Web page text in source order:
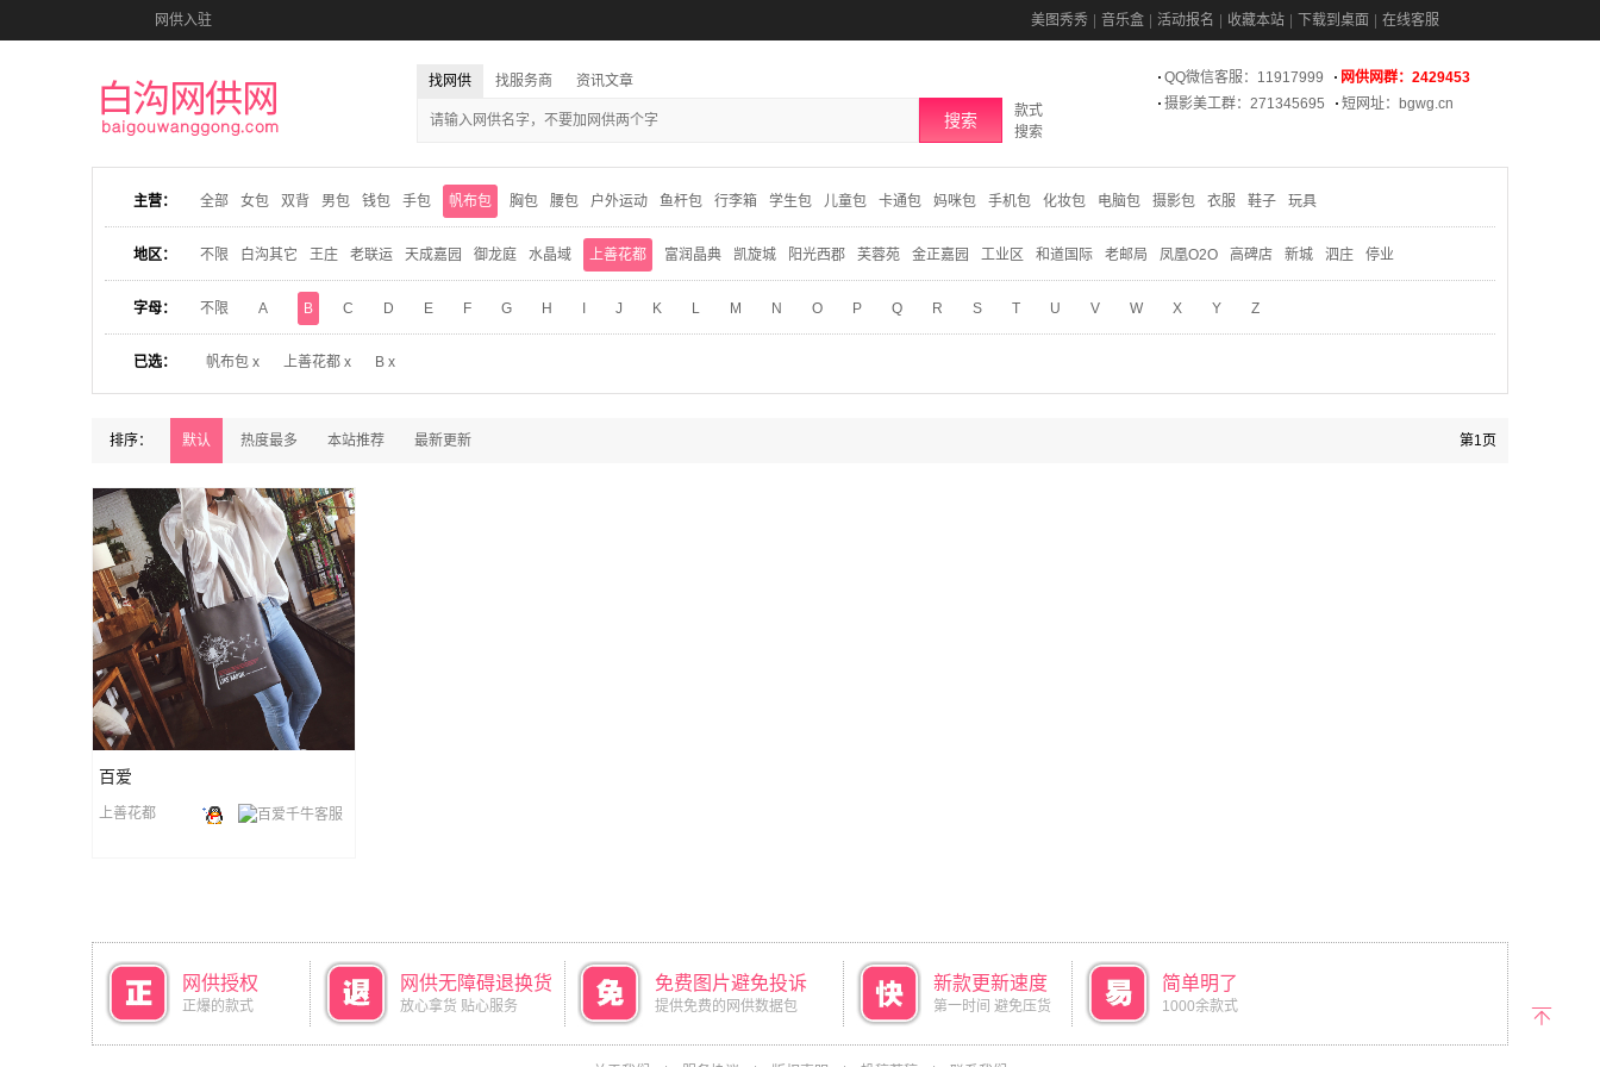
网供入驻 美图秀秀 音乐盒 活动报名 收藏本站 下载到桌面 在线客服
找网供 找服务商 资讯文章
搜索
款式
搜索
QQ微信客服：11917999
网供网群：2429453
摄影美工群：271345695
短网址：bgwg.cn
主营： 全部 女包 双背 男包 钱包 手包 帆布包 胸包 腰包 户外运动 鱼杆包 行李箱 学生包 儿童包 卡通包 妈咪包 手机包 化妆包 电脑包 摄影包 衣服 鞋子 玩具
地区： 不限 白沟其它 王庄 老联运 天成嘉园 御龙庭 水晶域 上善花都 富润晶典 凯旋城 阳光西郡 芙蓉苑 金正嘉园 工业区 和道国际 老邮局 凤凰O2O 高碑店 新城 泗庄 停业
字母： 不限 A B C D E F G H J K L M N O P Q R S T U V W X Y Z
已选： 帆布包 x 上善花都 x B x
排序： 默认 热度最多 本站推荐 最新更新 第1页
百爱
上善花都
网供授权
正爆的款式
网供无障碍退换货
放心拿货 贴心服务
免费图片避免投诉
提供免费的网供数据包
新款更新速度
第一时间 避免压货
简单明了
1000余款式